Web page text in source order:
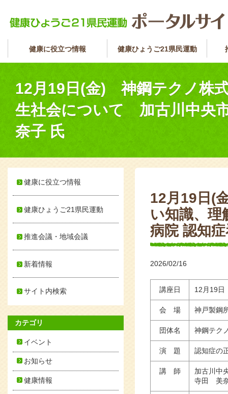
健康に役立つ情報 健康ひょうご21県民運動
12月19日(金) 神鋼テクノ株
生社会について 加古川中央
奈子 氏
12月19日(
い知識、
病院 認知
2026/02/16
講座日 12月19日
会 場 神戸製鋼
団体名 神鋼テク
演 題 認知症の
講 師
加古川中
寺田 美
健康に役立つ情報
健康ひょうご21県民運動
推進会議・地域会議
新着情報
サイト内検索
カテゴリ
イベント
お知らせ
健康情報